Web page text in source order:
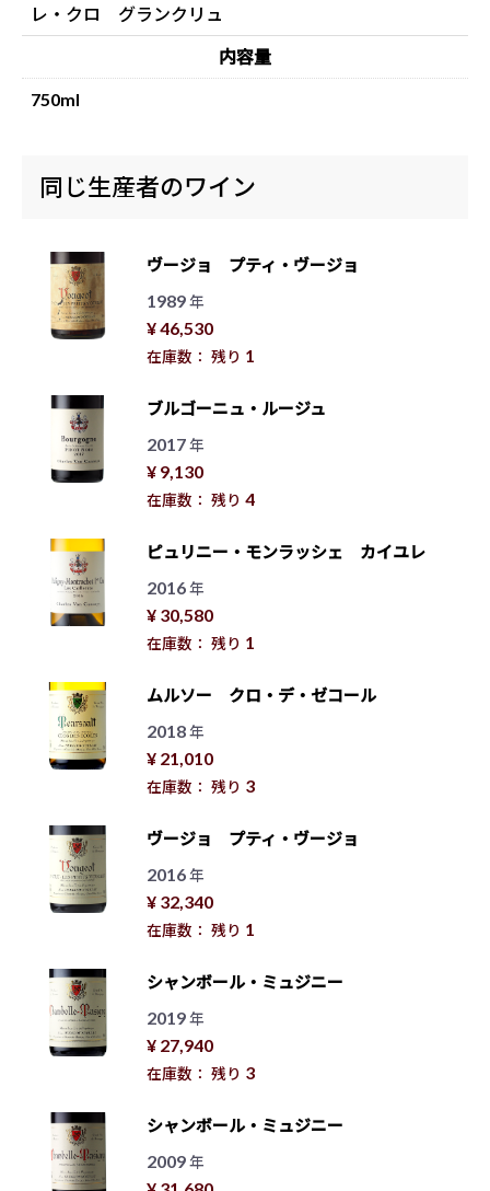
レ・クロ グランクリュ
内容量
750ml
同じ生産者のワイン
ヴージョ プティ・ヴージョ
1989年
¥ 46,530
在庫数： 残り 1
ブルゴーニュ・ルージュ
2017年
¥ 9,130
在庫数： 残り 4
ピュリニー・モンラッシェ カイユレ
2016年
¥ 30,580
在庫数： 残り 1
ムルソー クロ・デ・ゼコール
2018年
¥ 21,010
在庫数： 残り 3
ヴージョ プティ・ヴージョ
2016年
¥ 32,340
在庫数： 残り 1
シャンボール・ミュジニー
2019年
¥ 27,940
在庫数： 残り 3
シャンボール・ミュジニー
2009年